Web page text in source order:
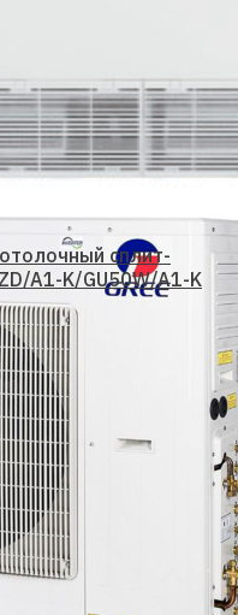
сплит-
A1-K/GU50W/A1-K